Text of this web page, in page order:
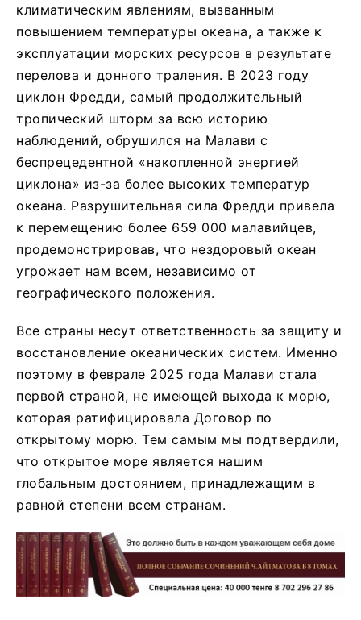
климатическим явлениям, вызванным
повышением температуры океана, а также к
эксплуатации морских ресурсов в результате
перелова и донного траления. В 2023 году
циклон Фредди, самый продолжительный
тропический шторм за всю историю
наблюдений, обрушился на Малави с
беспрецедентной «накопленной энергией
циклона» из-за более высоких температур
океана. Разрушительная сила Фредди привела
к перемещению более 659 000 малавийцев,
продемонстрировав, что нездоровый океан
угрожает нам всем, независимо от
географического положения.
Все страны несут ответственность за защиту и
восстановление океанических систем. Именно
поэтому в феврале 2025 года Малави стала
первой страной, не имеющей выхода к морю,
которая ратифицировала Договор по
открытому морю. Тем самым мы подтвердили,
что открытое море является нашим
глобальным достоянием, принадлежащим в
равной степени всем странам.